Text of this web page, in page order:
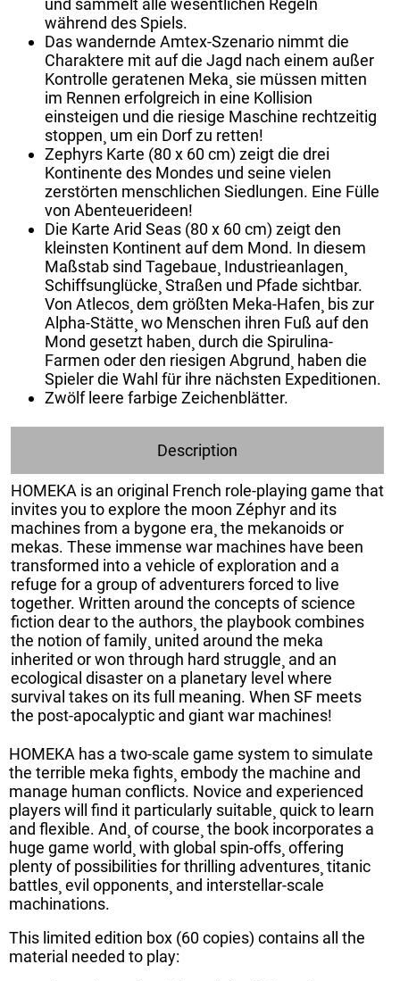
und sammelt alle wesentlichen Regeln
während des Spiels.
Das wandernde Amtex-Szenario nimmt die
Charaktere mit auf die Jagd nach einem außer
Kontrolle geratenen Meka¸ sie müssen mitten
im Rennen erfolgreich in eine Kollision
einsteigen und die riesige Maschine rechtzeitig
stoppen¸ um ein Dorf zu retten!
Zephyrs Karte (80 x 60 cm) zeigt die drei
Kontinente des Mondes und seine vielen
zerstörten menschlichen Siedlungen. Eine Fülle
von Abenteuerideen!
Die Karte Arid Seas (80 x 60 cm) zeigt den
kleinsten Kontinent auf dem Mond. In diesem
Maßstab sind Tagebaue¸ Industrieanlagen¸
Schiffsunglücke¸ Straßen und Pfade sichtbar.
Von Atlecos¸ dem größten Meka-Hafen¸ bis zur
Alpha-Stätte¸ wo Menschen ihren Fuß auf den
Mond gesetzt haben¸ durch die Spirulina-
Farmen oder den riesigen Abgrund¸ haben die
Spieler die Wahl für ihre nächsten Expeditionen.
Zwölf leere farbige Zeichenblätter.
Description
HOMEKA is an original French role-playing game that
invites you to explore the moon Zéphyr and its
machines from a bygone era¸ the mekanoids or
mekas. These immense war machines have been
transformed into a vehicle of exploration and a
refuge for a group of adventurers forced to live
together. Written around the concepts of science
fiction dear to the authors¸ the playbook combines
the notion of family¸ united around the meka
inherited or won through hard struggle¸ and an
ecological disaster on a planetary level where
survival takes on its full meaning. When SF meets
the post-apocalyptic and giant war machines!
HOMEKA has a two-scale game system to simulate
the terrible meka fights¸ embody the machine and
manage human conflicts. Novice and experienced
players will find it particularly suitable¸ quick to learn
and flexible. And¸ of course¸ the book incorporates a
huge game world¸ with global spin-offs¸ offering
plenty of possibilities for thrilling adventures¸ titanic
battles¸ evil opponents¸ and interstellar-scale
machinations.
This limited edition box (60 copies) contains all the
material needed to play: